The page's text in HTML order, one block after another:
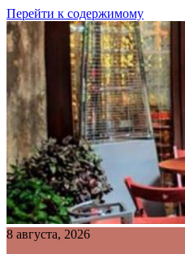
Перейти к содержимому
8 августа, 2026